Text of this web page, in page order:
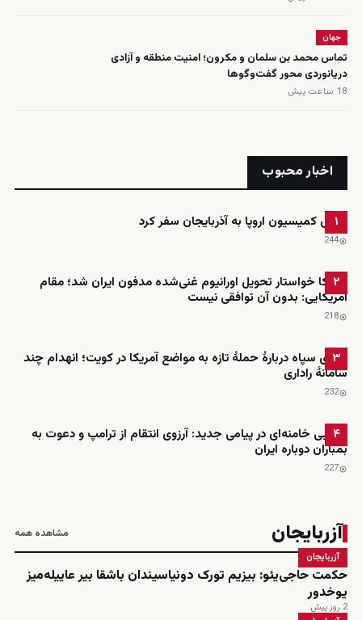
جهان
تماس محمد بن سلمان و مکرون؛ امنیت منطقه و آزادی
دریانوردی محور گفت‌وگوها
18 ساعت پیش
اخبار محبوب
۱
رئیس کمیسیون اروپا به آذربایجان سفر کرد
244
۲
آمریکا خواستار تحویل اورانیوم غنی‌شده مدفون ایران شد؛ مقام
آمریکایی: بدون آن توافقی نیست
218
۳
ادعای سپاه دربارهٔ حملهٔ تازه به مواضع آمریکا در کویت؛ انهدام چند
سامانهٔ راداری
232
۴
مجتبی خامنه‌ای در پیامی جدید: آرزوی انتقام از ترامپ و دعوت به
بمباران دوباره ایران
227
آزربایجان مشاهده همه
آزربایجان
حکمت حاجی‌یئو: بیزیم تورک دونیاسیندان باشقا بیر عاییله‌میز
یوخدور
2 روز پیش